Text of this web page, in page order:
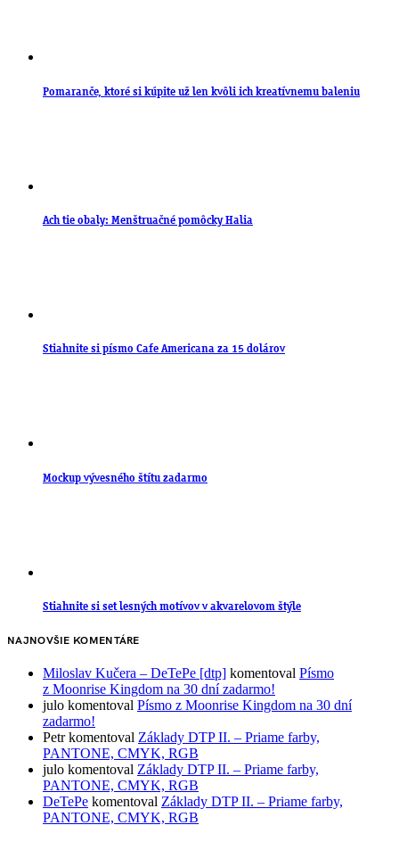
Pomaranče, ktoré si kúpite už len kvôli ich kreatívnemu baleniu
Ach tie obaly: Menštruačné pomôcky Halia
Stiahnite si písmo Cafe Americana za 15 dolárov
Mockup vývesného štítu zadarmo
Stiahnite si set lesných motívov v akvarelovom štýle
NAJNOVŠIE KOMENTÁRE
Miloslav Kučera – DeTePe [dtp] komentoval Písmo
z Moonrise Kingdom na 30 dní zadarmo!
julo komentoval Písmo z Moonrise Kingdom na 30 dní
zadarmo!
Petrkomentoval Základy DTP II. – Priame farby,
PANTONE, CMYK, RGB
julo komentoval Základy DTP II. – Priame farby,
PANTONE, CMYK, RGB
DeTePe komentoval Základy DTP II. – Priame farby,
PANTONE, CMYK, RGB